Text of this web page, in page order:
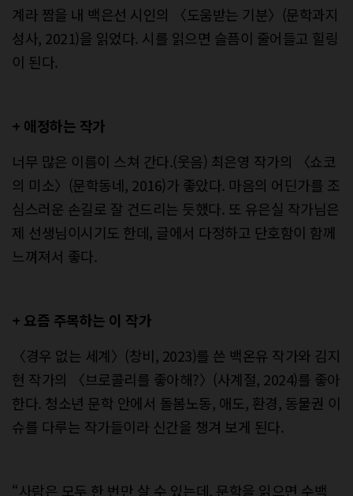
계라 짬을 내 백은선 시인의 〈도움받는 기분〉(문학과지
성사, 2021)을 읽었다. 시를 읽으면 슬픔이 줄어들고 힐링
이 된다.
+ 애정하는 작가
너무 많은 이름이 스쳐 간다.(웃음) 최은영 작가의 〈쇼코
의 미소〉(문학동네, 2016)가 좋았다. 마음의 어딘가를 조
심스러운 손길로 잘 건드리는 듯했다. 또 유은실 작가님은
제 선생님이시기도 한데, 글에서 다정하고 단호함이 함께
느껴져서 좋다.
+ 요즘 주목하는 이 작가
〈경우 없는 세계〉(창비, 2023)를 쓴 백온유 작가와 김지
현 작가의 〈브로콜리를 좋아해?〉(사계절, 2024)를 좋아
한다. 청소년 문학 안에서 돌봄노동, 애도, 환경, 동물권 이
슈를 다루는 작가들이라 신간을 챙겨 보게 된다.
“사람은 모두 한 번만 살 수 있는데, 문학을 읽으면 수백